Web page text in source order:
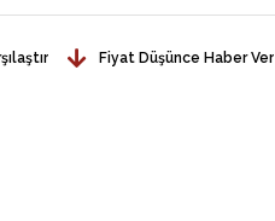
Fiyat Düşünce Haber Ver